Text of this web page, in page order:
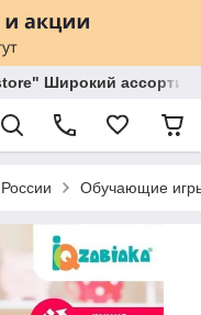
Широкий
Обучающие